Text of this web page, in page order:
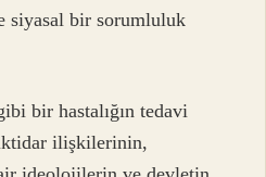
siyasal bir sorumluluk
bir hastalığın tedavi
ilişkilerinin,